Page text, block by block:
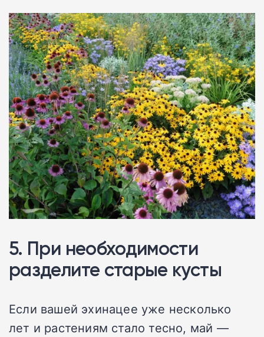
5. При необходимости
разделите старые кусты
Если вашей эхинацее уже несколько
лет и растениям стало тесно, май —